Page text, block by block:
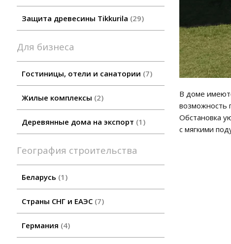
Защита древесины Tikkurila 29
Для бизнеса
Гостиницы, отели и санатории 7
Жилые комплексы 2
Деревянные дома на экспорт 1
География строительства
Беларусь 1
Страны СНГ и ЕАЭС 7
Германия 4
В доме
возможность
Обстановка
с мягкими